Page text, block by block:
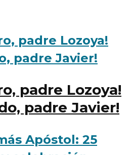
padre Lozoya!
padre Javier!